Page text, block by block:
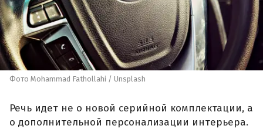
Фото Mohammad Fathollahi / Unsplash
Речь идет не о новой серийной комплектации, а
о дополнительной персонализации интерьера.